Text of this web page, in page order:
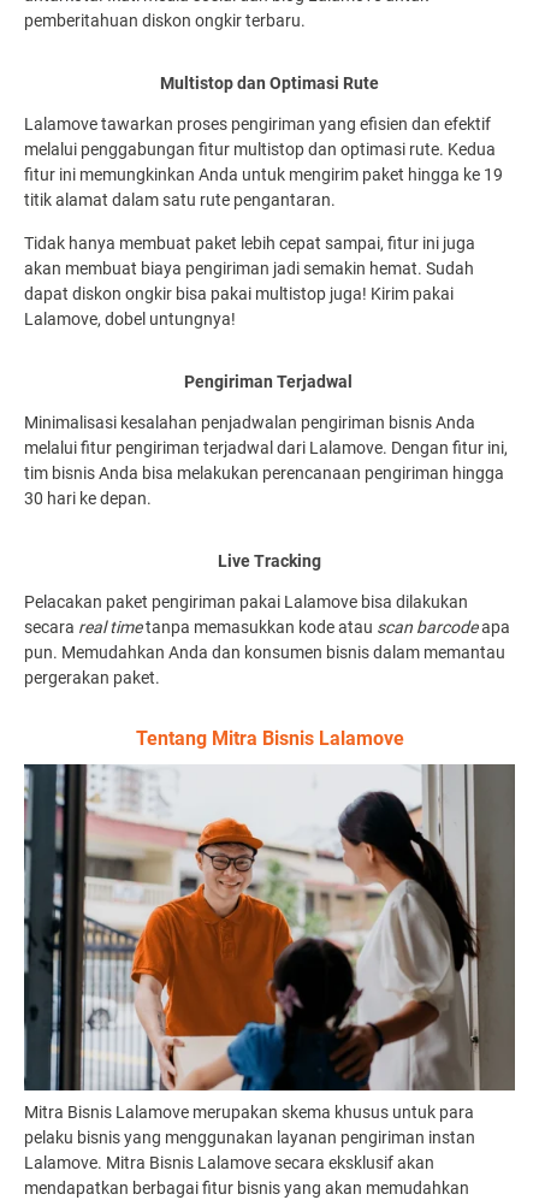
pemberitahuan diskon ongkir terbaru.
Multistop dan Optimasi Rute
Lalamove tawarkan proses pengiriman yang efisien dan efektif
melalui penggabungan fitur multistop dan optimasi rute. Kedua
fitur ini memungkinkan Anda untuk mengirim paket hingga ke 19
titik alamat dalam satu rute pengantaran.
Tidak hanya membuat paket lebih cepat sampai, fitur ini juga
akan membuat biaya pengiriman jadi semakin hemat. Sudah
dapat diskon ongkir bisa pakai multistop juga! Kirim pakai
Lalamove, dobel untungnya!
Pengiriman Terjadwal
Minimalisasi kesalahan penjadwalan pengiriman bisnis Anda
melalui fitur pengiriman terjadwal dari Lalamove. Dengan fitur ini,
tim bisnis Anda bisa melakukan perencanaan pengiriman hingga
30 hari ke depan.
Live Tracking
Pelacakan paket pengiriman pakai Lalamove bisa dilakukan
secara real timetanpa memasukkan kode atau scan barcodeapa
pun. Memudahkan Anda dan konsumen bisnis dalam memantau
pergerakan paket.
Tentang Mitra Bisnis Lalamove
Mitra Bisnis Lalamove merupakan skema khusus untuk para
pelaku bisnis yang menggunakan layanan pengiriman instan
Lalamove. Mitra Bisnis Lalamove secara eksklusif akan
mendapatkan berbagai fitur bisnis yang akan memudahkan